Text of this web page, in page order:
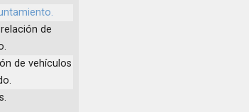
de
de vehículos